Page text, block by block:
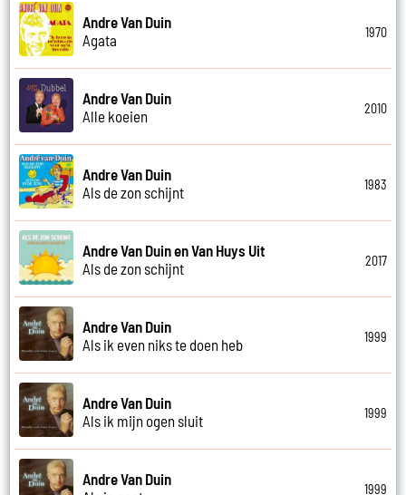
Andre Van Duin
Agata
1970
Andre Van Duin
Alle koeien
2010
Andre Van Duin
Als de zon schijnt
1983
Andre Van Duin en Van Huys Uit
Als de zon schijnt
2017
Andre Van Duin
Als ik even niks te doen heb
1999
Andre Van Duin
Als ik mijn ogen sluit
1999
Andre Van Duin
1999